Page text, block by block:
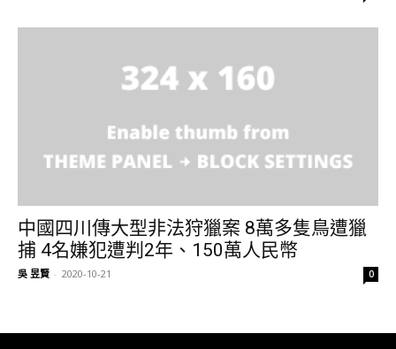
中國四川傳大型非法狩獵案 8萬多隻鳥遭獵
捕 4名嫌犯遭判2年、150萬人民幣
吳 昱賢 - 2020-10-21 0